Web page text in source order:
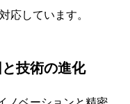
応しています。
技術の進化